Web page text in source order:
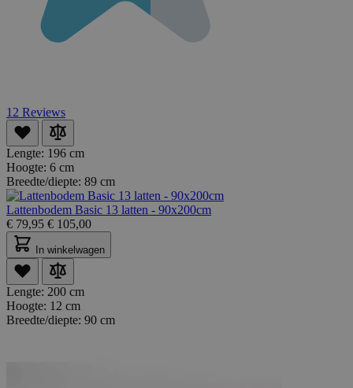
12 Reviews
Lengte: 196 cm
Hoogte: 6 cm
Breedte/diepte: 89 cm
Lattenbodem Basic 13 latten - 90x200cm
€ 79,95 € 105,00
In winkelwagen
Lengte: 200 cm
Hoogte: 12 cm
Breedte/diepte: 90 cm